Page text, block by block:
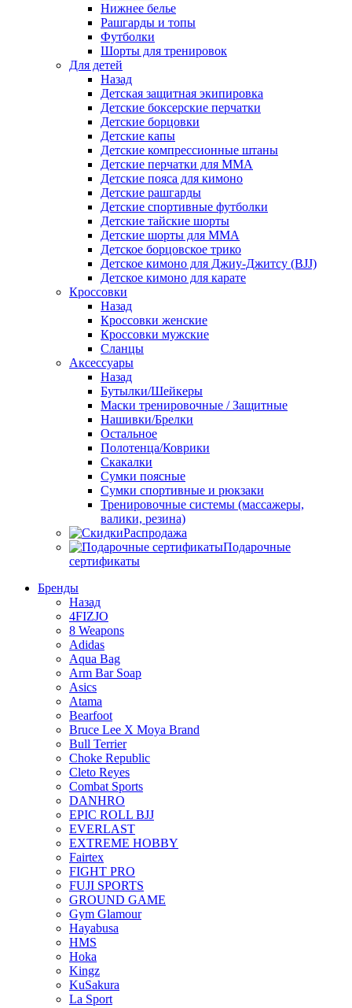
Нижнее белье
Рашгарды и топы
Футболки
Шорты для тренировок
Для детей
Назад
Детская защитная экипировка
Детские боксерские перчатки
Детские борцовки
Детские капы
Детские компрессионные штаны
Детские перчатки для ММА
Детские пояса для кимоно
Детские рашгарды
Детские спортивные футболки
Детские тайские шорты
Детские шорты для ММА
Детское борцовское трико
Детское кимоно для Джиу-Джитсу (BJJ)
Детское кимоно для карате
Кроссовки
Назад
Кроссовки женские
Кроссовки мужские
Сланцы
Аксессуары
Назад
Бутылки/Шейкеры
Маски тренировочные / Защитные
Нашивки/Брелки
Остальное
Полотенца/Коврики
Скакалки
Сумки поясные
Сумки спортивные и рюкзаки
Тренировочные системы (массажеры,
валики, резина)
Распродажа
Подарочные
сертификаты
Бренды
Назад
4FIZJO
8 Weapons
Adidas
Aqua Bag
Arm Bar Soap
Asics
Atama
Bearfoot
Bruce Lee X Moya Brand
Bull Terrier
Choke Republic
Cleto Reyes
Combat Sports
DANHRO
EPIC ROLL BJJ
EVERLAST
EXTREME HOBBY
Fairtex
FIGHT PRO
FUJI SPORTS
GROUND GAME
Gym Glamour
Hayabusa
HMS
Hoka
Kingz
KuSakura
La Sport